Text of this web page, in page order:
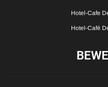
Hotel-Cafe
Hotel-Café